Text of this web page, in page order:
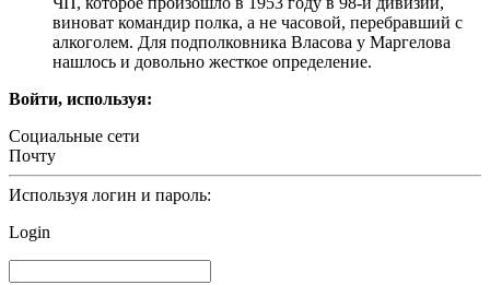
виноват командир полка, а не часовой, перебравший с
алкоголем. Для подполковника Власова у Маргелова
нашлось и довольно жесткое определение.
Войти, используя:
Социальные сети
Почту
Используя логин и пароль:
Login